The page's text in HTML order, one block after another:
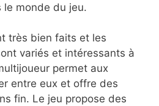
le monde du jeu.
très bien faits et les
variés et intéressants à
permet aux
entre eux et offre des
fin. Le jeu propose des